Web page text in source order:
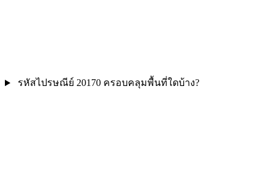
รหัสไปรษณีย์ 20170 ครอบคลุมพื้นที่ใดบ้าง?